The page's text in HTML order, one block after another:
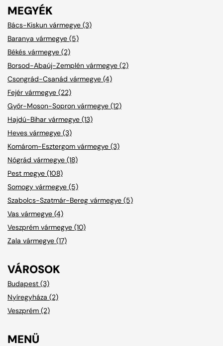
MEGYÉK
Bács-Kiskun vármegye (3)
Baranya vármegye (5)
Békés vármegye (2)
Borsod-Abaúj-Zemplén vármegye (2)
Csongrád-Csanád vármegye (4)
Fejér vármegye (22)
Győr-Moson-Sopron vármegye (12)
Hajdú-Bihar vármegye (13)
Heves vármegye (3)
Komárom-Esztergom vármegye (3)
Nógrád vármegye (18)
Pest megye (108)
Somogy vármegye (5)
Szabolcs-Szatmár-Bereg vármegye (5)
Vas vármegye (4)
Veszprém vármegye (10)
Zala vármegye (17)
VÁROSOK
Budapest (3)
Nyíregyháza (2)
Veszprém (2)
MENÜ